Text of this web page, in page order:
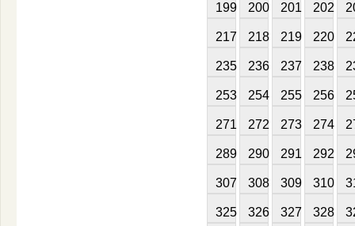
199 200 201 202
217 218 219 220
235 236 237 238
253 254 255 256
271 272 273 274
289 290 291 292
307 308 309 310
325 326 327 328